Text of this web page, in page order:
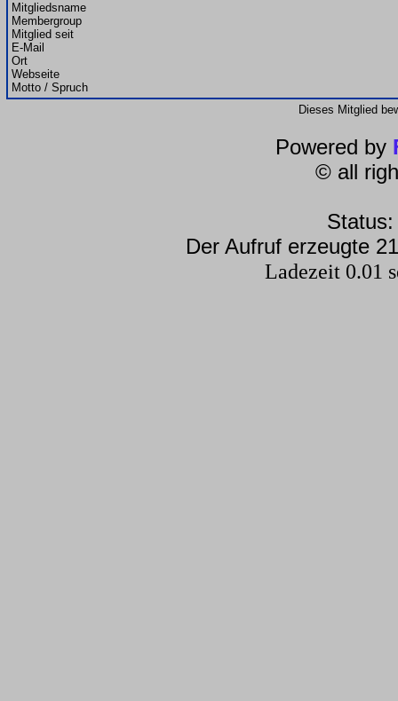
Mitgliedsname
Membergroup
Mitglied seit
E-Mail
Ort
Webseite
Motto / Spruch
Dieses Mitglied
Powered by
© all
Der Aufruf erzeugte
Ladezeit 0.01